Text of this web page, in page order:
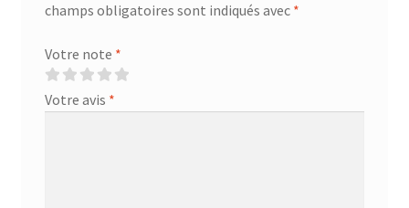
champs obligatoires sont indiqués avec *
Votre note *
Votre avis *